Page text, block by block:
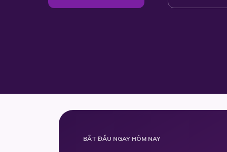
BẮT ĐẦU NGAY HÔM NAY